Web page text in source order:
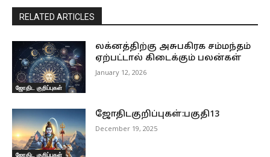
RELATED ARTICLES
ஜோதிட குறிப்புகள்
லக்னத்திற்கு அசுபகிரக சம்மந்தம்
ஏற்பட்டால் கிடைக்கும் பலன்கள்
January 12, 2026
ஜோதிட குறிப்புகள்
ஜோதிடகுறிப்புகள்:பகுதி13
December 19, 2025